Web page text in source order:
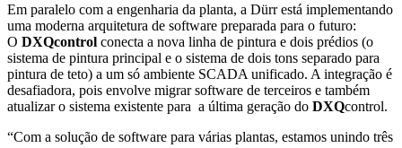
Em paralelo com a engenharia da planta, a Dürr está implementando
uma moderna arquitetura de software preparada para o futuro:
O DXQcontrol conecta a nova linha de pintura e dois prédios (o
sistema de pintura principal e o sistema de dois tons separado para
pintura de teto) a um só ambiente SCADA unificado. A integração é
desafiadora, pois envolve migrar software de terceiros e também
atualizar o sistema existente para a última geração do DXQcontrol.
“Com a solução de software para várias plantas, estamos unindo três